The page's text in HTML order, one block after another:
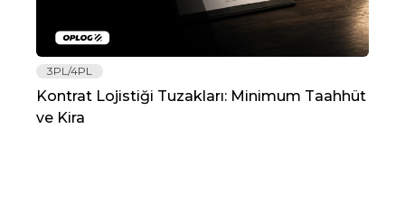
3PL/4PL
Kontrat Lojistiği Tuzakları: Minimum Taahhüt
ve Kira